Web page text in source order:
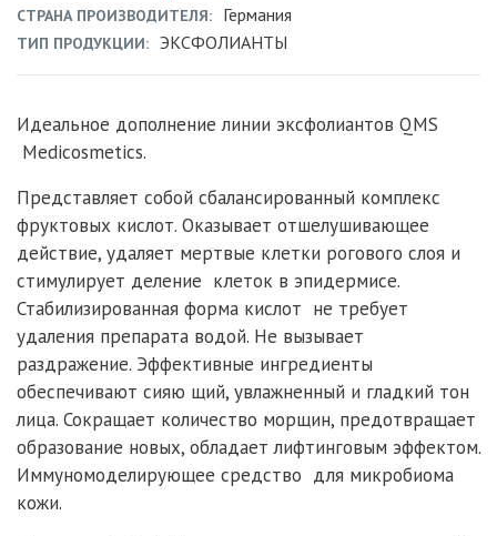
СТРАНА ПРОИЗВОДИТЕЛЯ Германия
ТИП ПРОДУКЦИИ ЭКСФОЛИАНТЫ
Идеальное дополнение линии эксфолиантов QMS
Medicosmetics.
Представляет собой сбалансированный комплекс
фруктовых кислот. Оказывает отшелушивающее
действие, удаляет мертвые клетки рогового слоя и
стимулирует деление клеток в эпидермисе.
Стабилизированная форма кислот не требует
удаления препарата водой. Не вызывает
раздражение. Эффективные ингредиенты
обеспечивают сияю щий, увлажненный и гладкий тон
лица. Сокращает количество морщин, предотвращает
образование новых, обладает лифтинговым эффектом.
Иммуномоделирующее средство для микробиома
кожи.